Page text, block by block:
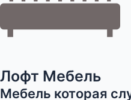
Лофт Мебель
Мебель которая